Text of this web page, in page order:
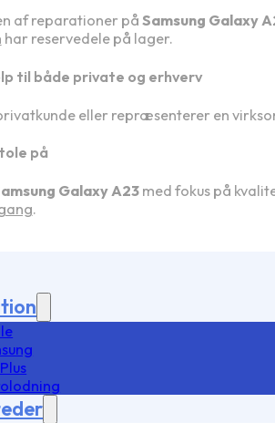
af reparationer på Samsung Galaxy
har reservedele på lager.
til både private og erhverv
eller repræsenterer en
på
Galaxy A23med fokus på
.